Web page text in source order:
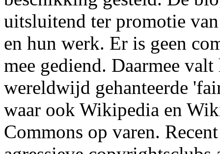
uitsluitend ter promotie
en hun werk. Er is geen
mee gediend. Daarmee
wereldwijd gehanteerde
waar ook Wikipedia en
Commons op varen.